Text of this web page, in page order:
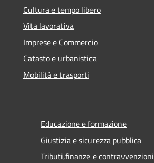
Cultura e tempo libero
Vita lavorativa
Imprese e Commercio
Catasto e urbanistica
Mobilità e trasporti
Educazione e formazione
Giustizia e sicurezza pubblica
Tributi,finanze e contravvenzioni